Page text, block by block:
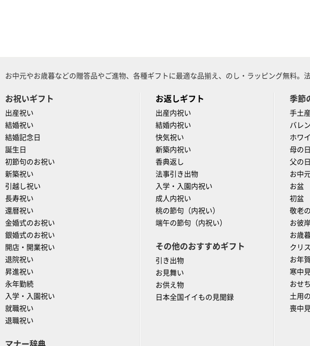
お中元やお歳暮などの贈答品やご進物、各種ギフトに最適な品揃え、のし・ラッピング無料。
お祝いギフト
出産祝い
結婚祝い
結婚記念日
誕生日
初節句のお祝い
新築祝い
引越し祝い
長寿祝い
還暦祝い
金婚式のお祝い
銀婚式のお祝い
開店・開業祝い
退院祝い
昇進祝い
永年勤続
入学・入園祝い
就職祝い
退職祝い
マナー辞典
お返しギフト
出産内祝い
結婚内祝い
快気祝い
新築内祝い
香典返し
法事引き出物
入学・入園内祝い
成人内祝い
桃の節句（内祝い）
端午の節句（内祝い）
その他のおすすめギフト
引き出物
お見舞い
お供え物
日本全国イイもの見聞録
季節
手土
バレ
ホワ
母の日
父の日
お中
お盆
初盆
敬老
お彼
お歳
クリ
お年賀
寒中
おせち
土用
喪中